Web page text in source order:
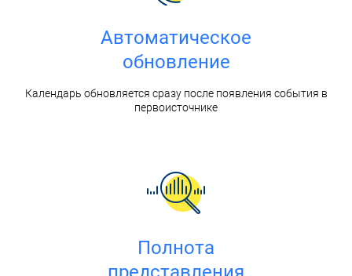
Автоматическое
обновление
Календарь обновляется сразу после появления события в
первоисточнике
Полнота